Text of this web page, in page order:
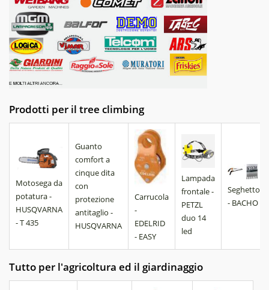
Prodotti per il tree climbing
Motosega da
potatura -
HUSQVARNA
- T 435
Guanto
comfort a
cinque dita
con
protezione
antitaglio -
HUSQVARNA
Carrucola
-
EDELRID
- EASY
Lampada
frontale -
PETZL
duo 14
led
Seghetto
- BACHO
Tutto per l'agricoltura ed il giardinaggio